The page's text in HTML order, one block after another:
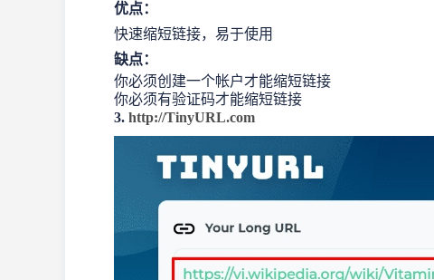
优点：
快速缩短链接，易于使用
缺点：
你必须创建一个帐户才能缩短链接
你必须有验证码才能缩短链接
3. http://TinyURL.com